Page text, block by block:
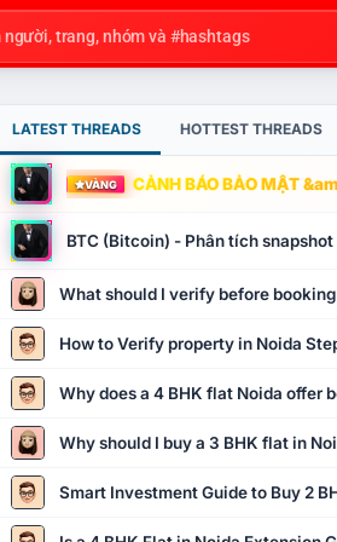
LATEST THREADS HOTTEST THREADS
VÀNG CẢNH BÁO BẢO MẬT
BTC (Bitcoin) - Phân tích
What should I verify before
How to Verify property in Noida
Why does a 4 BHK flat Noida offer
Why should I buy a 3 BHK flat in
Smart Investment Guide to Buy 2